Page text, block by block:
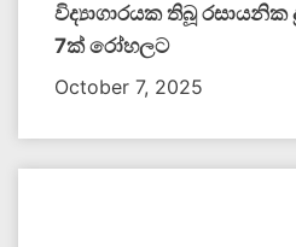
විද්‍යාගාරයක තිබූ රසායනික
7ක් රෝහලට
October 7, 2025